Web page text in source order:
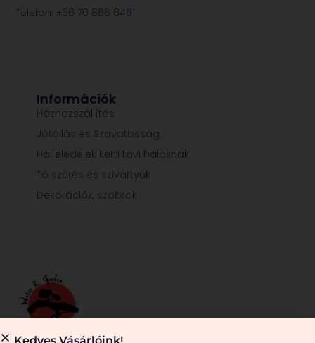
Információk
Házhozszállítás
Jótállás és Szavatosság
Hal eledelek kerti tavi halaknak
Tó szűrés és szivattyúk
Dekorációk, szobrok
Telefon: +36 70 886 6461